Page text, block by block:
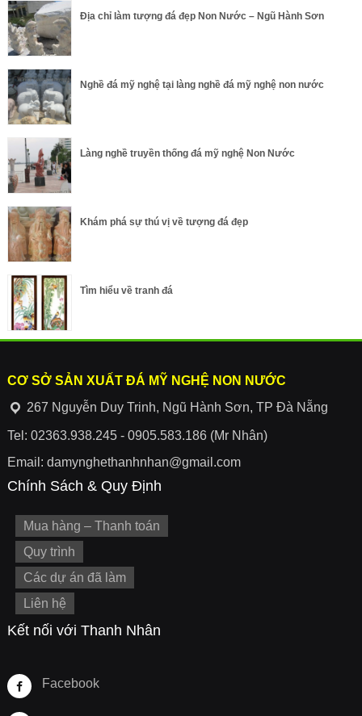
Địa chỉ làm tượng đá đẹp Non Nước – Ngũ Hành Sơn
Nghề đá mỹ nghệ tại làng nghề đá mỹ nghệ non nước
Làng nghề truyền thống đá mỹ nghệ Non Nước
Khám phá sự thú vị về tượng đá đẹp
Tìm hiểu về tranh đá
CƠ SỞ SẢN XUẤT ĐÁ MỸ NGHỆ NON NƯỚC
267 Nguyễn Duy Trinh, Ngũ Hành Sơn, TP Đà Nẵng
Tel: 02363.938.245 - 0905.583.186 (Mr Nhân)
Email: damynghethanhnhan@gmail.com
Chính Sách & Quy Định
Mua hàng – Thanh toán
Quy trình
Các dự án đã làm
Liên hệ
Kết nối với Thanh Nhân
Facebook